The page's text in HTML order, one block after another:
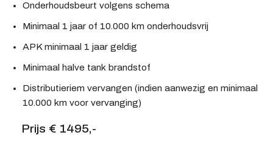
Onderhoudsbeurt volgens schema
Minimaal 1 jaar of 10.000 km onderhoudsvrij
APK minimaal 1 jaar geldig
Minimaal halve tank brandstof
Distributieriem vervangen (indien aanwezig en minimaal
10.000 km voor vervanging)
Prijs € 1495,-